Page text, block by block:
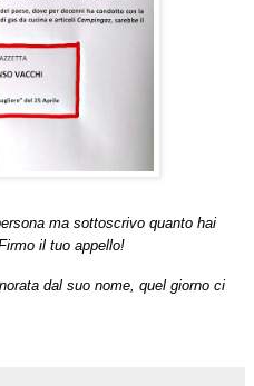
ma sottoscrivo quanto hai
il tuo appello!
dal suo nome, quel giorno ci